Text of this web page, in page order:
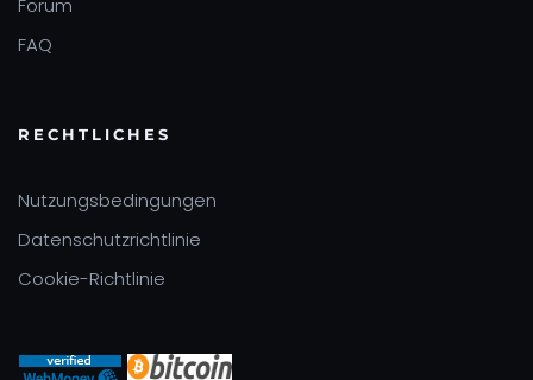
Forum
FAQ
RECHTLICHES
Nutzungsbedingungen
Datenschutzrichtlinie
Cookie-Richtlinie